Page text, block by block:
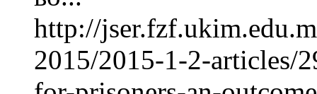
http://
2015/2015-1-2-articles/